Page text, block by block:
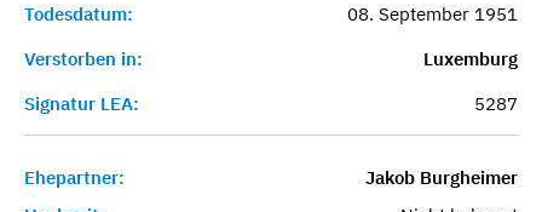
Todesdatum:
08. September 1951
Verstorben in:
Luxemburg
Signatur LEA:
5287
Ehepartner:
Jakob Burgheimer